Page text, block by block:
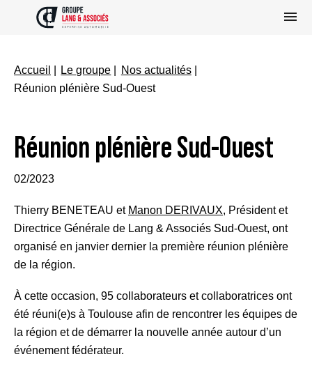
Accueil Le groupe
Nos actualités
Réunion plénière Sud-Ouest
Réunion plénière Sud-Ouest
02/2023
Thierry BENETEAU et Manon DERIVAUX, Président et
Directrice Générale de Lang & Associés Sud-Ouest, ont
organisé en janvier dernier la première réunion plénière
de la région.
À cette occasion, 95 collaborateurs et collaboratrices ont
été réuni(e)s à Toulouse afin de rencontrer les équipes de
la région et de démarrer la nouvelle année autour d’un
événement fédérateur.